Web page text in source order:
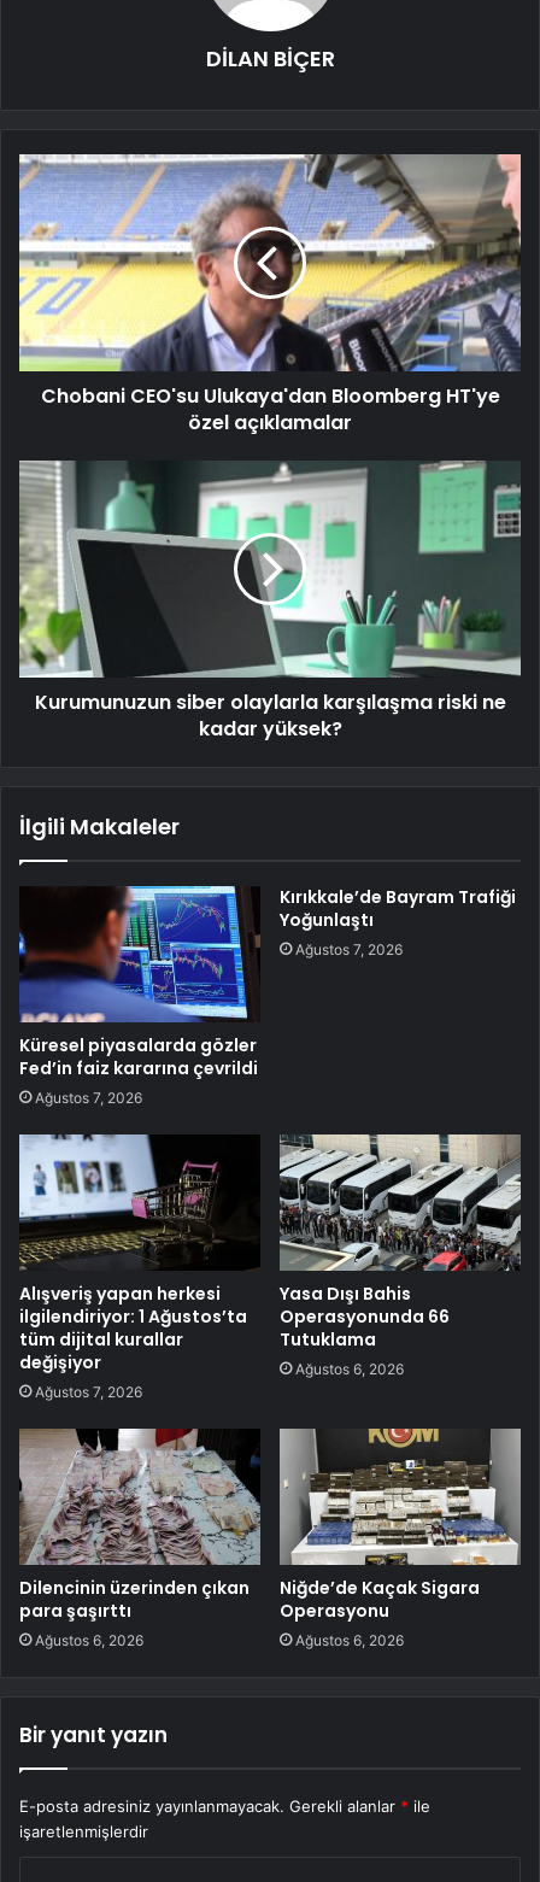
DİLAN BİÇER
Chobani CEO'su Ulukaya'dan Bloomberg HT'ye
özel açıklamalar
Kurumunuzun siber olaylarla karşılaşma riski ne
kadar yüksek?
İlgili Makaleler
Küresel piyasalarda gözler
Fed’in faiz kararına çevrildi
Ağustos 7, 2026
Kırıkkale’de Bayram Trafiği
Yoğunlaştı
Ağustos 7, 2026
Alışveriş yapan herkesi
ilgilendiriyor: 1 Ağustos’ta
tüm dijital kurallar
değişiyor
Ağustos 7, 2026
Yasa Dışı Bahis
Operasyonunda 66
Tutuklama
Ağustos 6, 2026
Dilencinin üzerinden çıkan
para şaşırttı
Ağustos 6, 2026
Niğde’de Kaçak Sigara
Operasyonu
Ağustos 6, 2026
Bir yanıt yazın
E-posta adresiniz yayınlanmayacak. Gerekli alanlar * ile
işaretlenmişlerdir